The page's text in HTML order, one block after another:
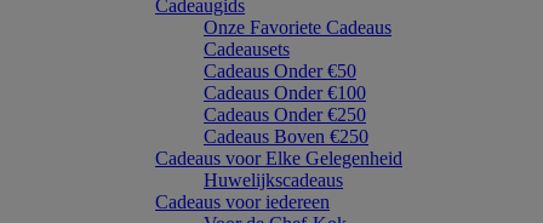
Cadeaugids
Onze Favoriete Cadeaus
Cadeausets
Cadeaus Onder €50
Cadeaus Onder €100
Cadeaus Onder €250
Cadeaus Boven €250
Cadeaus voor Elke Gelegenheid
Huwelijkscadeaus
Cadeaus voor iedereen